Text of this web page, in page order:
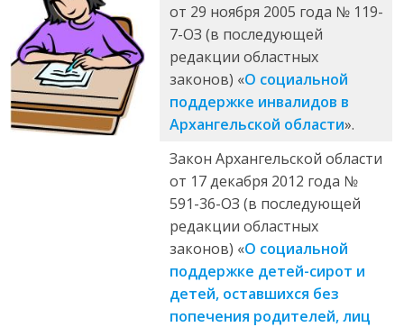
от 29 ноября 2005 года № 119-
7-ОЗ (в последующей
редакции областных
законов) «О социальной
поддержке инвалидов в
Архангельской области».
Закон Архангельской области
от 17 декабря 2012 года №
591-36-ОЗ (в последующей
редакции областных
законов) «О социальной
поддержке детей-сирот и
детей, оставшихся без
попечения родителей, лиц